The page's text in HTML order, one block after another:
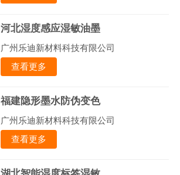
河北湿度感应湿敏油墨
广州乐迪新材料科技有限公司
查看更多
福建隐形墨水防伪变色
广州乐迪新材料科技有限公司
查看更多